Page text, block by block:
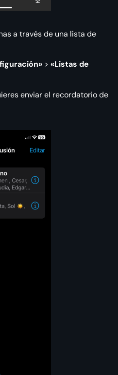
a través de una lista de
> «Listas de
enviar el recordatorio de